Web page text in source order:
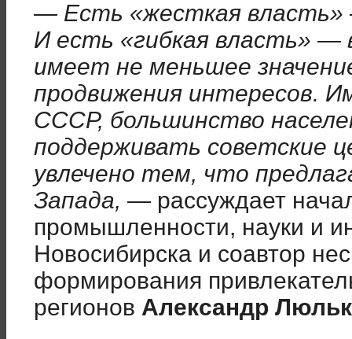
— Есть «жесткая власть»
И есть «гибкая власть» —
имеет не меньшее
продвижения интересов.
СССР, большинство
поддерживать советские
увлечено тем, что
Запада, — рассуждает
промышленности, науки и
Новосибирска и соавтор
формирования
регионов Александр